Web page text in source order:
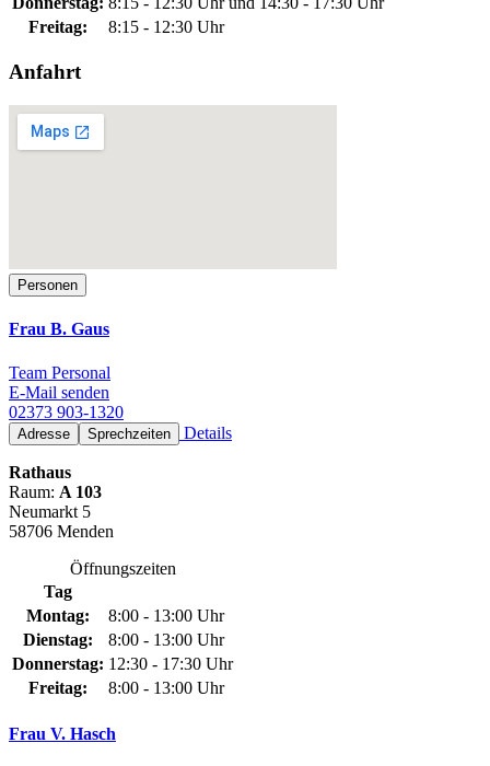
Freitag:
8:15 - 12:30 Uhr
Anfahrt
Personen
Frau B. Gaus
Team Personal
E-Mail senden
02373 903-1320
Adresse Sprechzeiten Details
Rathaus
Raum: A 103
Neumarkt 5
58706 Menden
Öffnungszeiten
Tag
Montag:
8:00 - 13:00 Uhr
Dienstag:
8:00 - 13:00 Uhr
Donnerstag: 12:30 - 17:30 Uhr
Freitag:
8:00 - 13:00 Uhr
Frau V. Hasch